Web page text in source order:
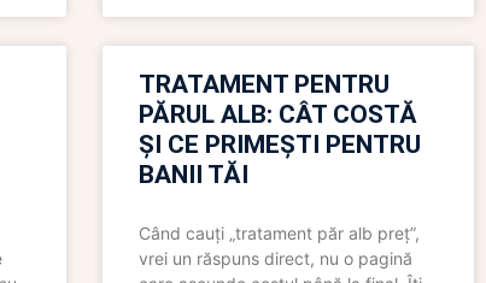
TRATAMENT PENTRU
PĂRUL ALB: CÂT COSTĂ
ȘI CE PRIMEȘTI PENTRU
BANII TĂI
Când cauți „tratament păr alb preț”,
vrei un răspuns direct, nu o pagină